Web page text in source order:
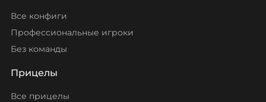
Все конфиги
Профессиональные игроки
Без команды
Прицелы
Все прицелы